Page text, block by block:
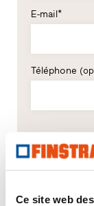
Ce site web
E-mail*
Téléphone
Rue, n°*
CP*